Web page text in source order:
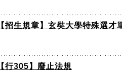
【招生規章】玄奘大學特殊選
【行305】廢止法規